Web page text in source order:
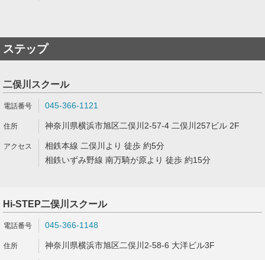
ステップ
二俣川スクール
045-366-1121
神奈川県横浜市旭区二俣川2-57-4 二俣川257ビル 2F
相鉄本線 二俣川より 徒歩 約5分
相鉄いずみ野線 南万騎が原より 徒歩 約15分
Hi-STEP二俣川スクール
045-366-1148
神奈川県横浜市旭区二俣川2-58-6 大洋ビル3F